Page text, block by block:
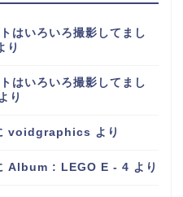
はいろいろ撮影してまし
り
はいろいろ撮影してまし
より
voidgraphics より
Album : LEGO E - 4 より